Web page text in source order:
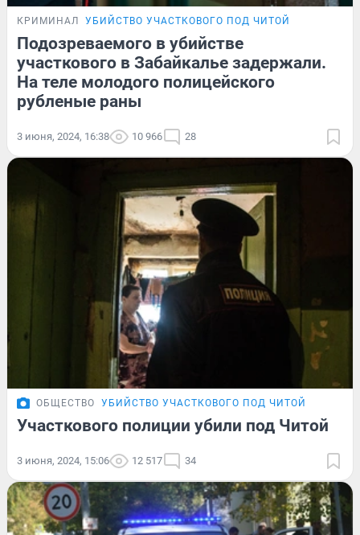
КРИМИНАЛ УБИЙСТВО УЧАСТКОВОГО ПОД ЧИТОЙ
Подозреваемого в убийстве
участкового в Забайкалье задержали.
На теле молодого полицейского
рубленые раны
3 июня, 2024, 16:38 10 966 28
ОБЩЕСТВО УБИЙСТВО УЧАСТКОВОГО ПОД ЧИТОЙ
Участкового полиции убили под Читой
3 июня, 2024, 15:06 12 517 34